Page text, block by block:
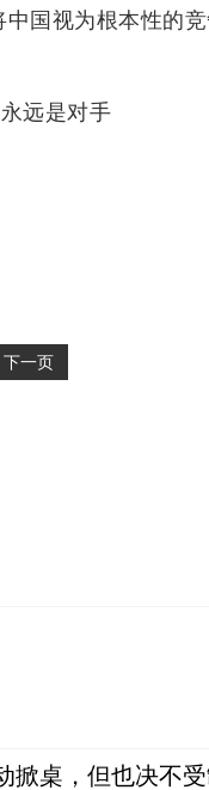
国视为根本性的
远是对手
下一页
掀桌，但也决不